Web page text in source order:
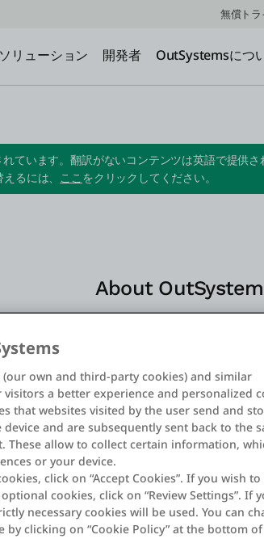
無償ト
ソリューション 開発者 OutSystemsにつ
ています。翻訳がないコンテンツは英語で提供さ
るには、 ここ をクリックしてください。
About
OutSystems partners
Success services
Careers
Why OutSystems
Getting started
(our own and third-party cookies) and similar
a better experience and personalized
that websites visited by the user send and
and are subsequently sent back to the
These allow to collect certain information,
or your device.
click on “Accept Cookies”. If you wish
cookies, click on “Review Settings”. If
necessary cookies will be used. You can
by clicking on “Cookie Policy” at the bottom